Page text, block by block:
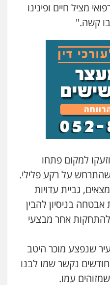
מעצרים וחקירות
סמים והימורים
ומעצרים
– לוי
חמורה מעצרים
תעבורה
חן ברוך
מעצרים וחקירות
מעצרים וחקירות
מציל חיים ופינינו
קשה."
למקום פתחו
על רקע פלילי.
גביית עדויות
בניסיון להבין
אחר מבצעי
שנפצע מוכר היטב
נקשר שמו לבנו
עמו.
מעצרים וחקירות
חמורה פלילי
משרד עורכי דין
כלכלי צבאי